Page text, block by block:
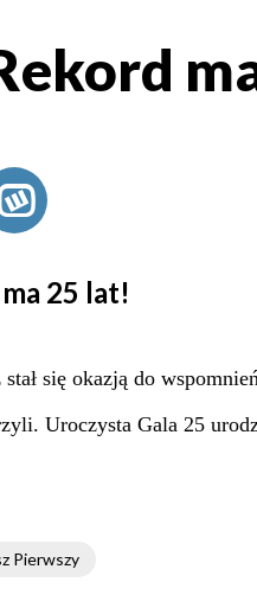
25 lat!
się okazją do
Uroczysta Gala 25
Pierwszy